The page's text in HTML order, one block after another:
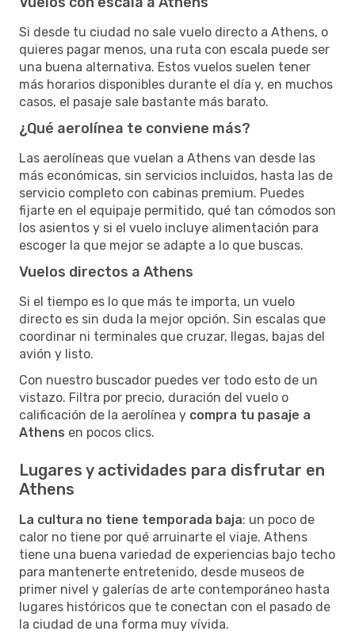
Si desde tu ciudad no sale vuelo directo a Athens, o
quieres pagar menos, una ruta con escala puede ser
una buena alternativa. Estos vuelos suelen tener
más horarios disponibles durante el día y, en muchos
casos, el pasaje sale bastante más barato.
¿Qué aerolínea te conviene más?
Las aerolíneas que vuelan a Athens van desde las
más económicas, sin servicios incluidos, hasta las de
servicio completo con cabinas premium. Puedes
fijarte en el equipaje permitido, qué tan cómodos son
los asientos y si el vuelo incluye alimentación para
escoger la que mejor se adapte a lo que buscas.
Vuelos directos a Athens
Si el tiempo es lo que más te importa, un vuelo
directo es sin duda la mejor opción. Sin escalas que
coordinar ni terminales que cruzar, llegas, bajas del
avión y listo.
Con nuestro buscador puedes ver todo esto de un
vistazo. Filtra por precio, duración del vuelo o
calificación de la aerolínea y compra tu pasaje a
Athens en pocos clics.
Lugares y actividades para disfrutar en
Athens
La cultura no tiene temporada baja: un poco de
calor no tiene por qué arruinarte el viaje. Athens
tiene una buena variedad de experiencias bajo techo
para mantenerte entretenido, desde museos de
primer nivel y galerías de arte contemporáneo hasta
lugares históricos que te conectan con el pasado de
la ciudad de una forma muy vívida.